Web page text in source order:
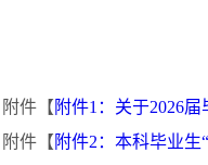
附件【 附件1：关于2026
附件【 附件2：本科毕业生